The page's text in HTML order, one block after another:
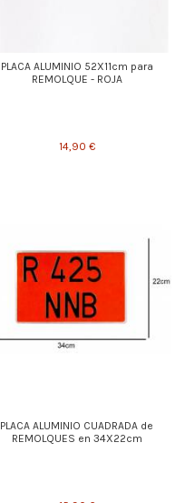
PLACA ALUMINIO 52X11cm para
REMOLQUE - ROJA
14,90 €
PLACA ALUMINIO CUADRADA de
REMOLQUES en 34X22cm